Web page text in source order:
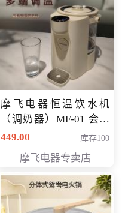
摩飞电器恒温饮水机
（调奶器）MF-01 会员
专享价366元
449.00 库存100
摩飞电器专卖店